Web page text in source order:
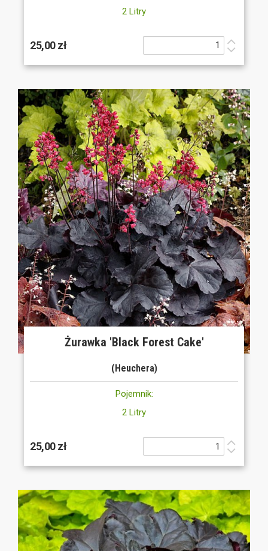
2 Litry
25,00 zł
Żurawka 'Black Forest Cake'
(Heuchera)
Pojemnik:
2 Litry
25,00 zł